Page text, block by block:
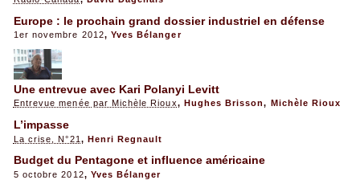
Europe : le prochain grand dossier industriel en défense
1er novembre 2012, Yves Bélanger
Une entrevue avec Kari Polanyi Levitt
Entrevue menée par Michèle Rioux, Hughes Brisson, Michèle Rioux
L’impasse
La crise, N°21 , Henri Regnault
Budget du Pentagone et influence américaine
5 octobre 2012, Yves Bélanger